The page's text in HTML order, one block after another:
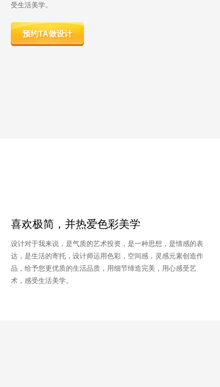
受生活美学。
预约TA做设计
喜欢极简，并热爱色彩美学
设计对于我来说，是气质的艺术投资，是一种思想，是情感的表
达，是生活的寄托，设计师运用色彩，空间感，灵感元素创造作
品，给予您更优质的生活品质，用细节缔造完美，用心感受艺
术，感受生活美学。